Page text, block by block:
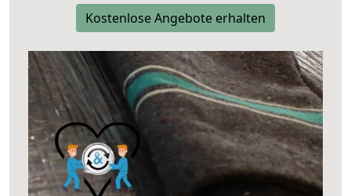
Kostenlose Angebote erhalten